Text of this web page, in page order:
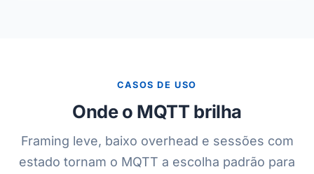
CASOS DE USO
Onde o MQTT brilha
Framing leve, baixo overhead e sessões com
estado tornam o MQTT a escolha padrão para